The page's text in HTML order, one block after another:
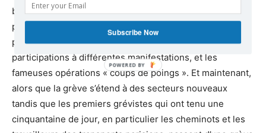
bon an mal an l’appui constant d’environ deux tiers de la
population, grève quelques jours puis retour au travail
puis de nouveau grève, multiples caisses de solidarité,
participations à différentes manifestations, et les
fameuses opérations « coups de poings ». Et maintenant,
alors que la grève s’étend à des secteurs nouveaux
tandis que les premiers grévistes qui ont tenu une
cinquantaine de jour, en particulier les cheminots et les
Subscribe Now